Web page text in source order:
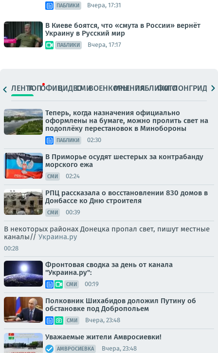
ПАБЛИКИ Вчера, 17:31
В Киеве боятся, что «смута в России» вернёт
Украину в Русский мир
ПАБЛИКИ Вчера, 17:17
ЛЕНТАТОПОФИЦ.ВИДЕОСМИВОЕНКОРЫМНЕНИЯПАБЛИКИ
ФОТОЛОНГРИДЫ
Теперь, когда назначения официально
оформлены на бумаге, можно пролить свет на
подоплёку перестановок в Минобороны
ПАБЛИКИ 02:30
В Приморье осудят шестерых за контрабанду
морского ежа
СМИ 02:24
РПЦ рассказала о восстановлении 830 домов в
Донбассе ко Дню строителя
СМИ 00:39
В некоторых районах Донецка пропал свет, пишут местные
каналы// Украина.ру
00:28
Фронтовая сводка за день от канала
"Украина.ру":
СМИ 00:19
Полковник Шихабидов доложил Путину об
обстановке под Добропольем
СМИ Вчера, 23:48
Уважаемые жители Амвросиевки!
АМВРОСИЕВКА Вчера, 23:48